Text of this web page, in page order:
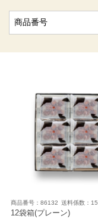
商品番号：86132 送料係数：15
12袋箱(プレーン)